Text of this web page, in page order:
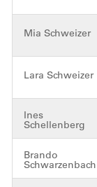
Mia Schweizer
Lara Schweizer
Ines
Schellenberg
Brando
Schwarzenbach